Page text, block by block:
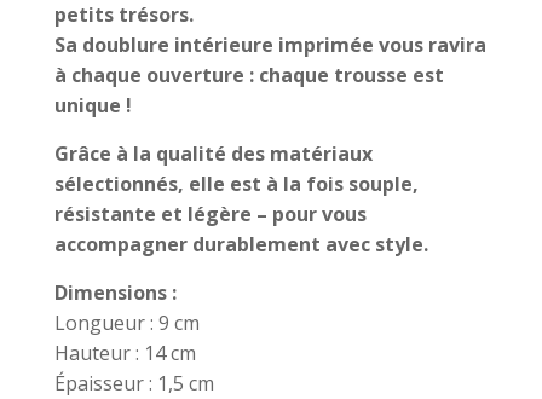
petits trésors.
Sa doublure intérieure imprimée vous ravira
à chaque ouverture : chaque trousse est
unique !
Grâce à la qualité des matériaux
sélectionnés, elle est à la fois souple,
résistante et légère – pour vous
accompagner durablement avec style.
Dimensions :
Longueur : 9 cm
Hauteur : 14 cm
Épaisseur : 1,5 cm